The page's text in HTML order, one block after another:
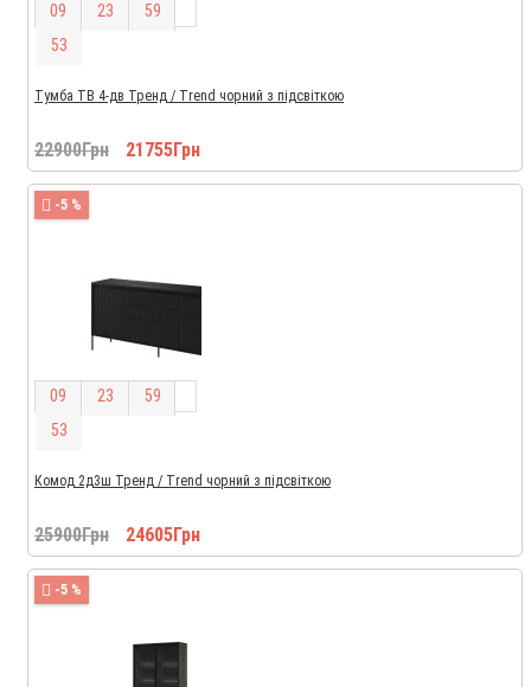
09 23 59
52
Тумба ТВ 4-дв Тренд / Trend чорний з підсвіткою
22900Грн 21755Грн
-5 %
09 23 59
52
Комод 2д3ш Тренд / Trend чорний з підсвіткою
25900Грн 24605Грн
-5 %